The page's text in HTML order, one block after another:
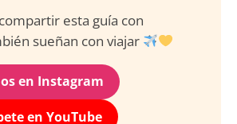
esta guía con
sueñan con viajar
en Instagram
en YouTube